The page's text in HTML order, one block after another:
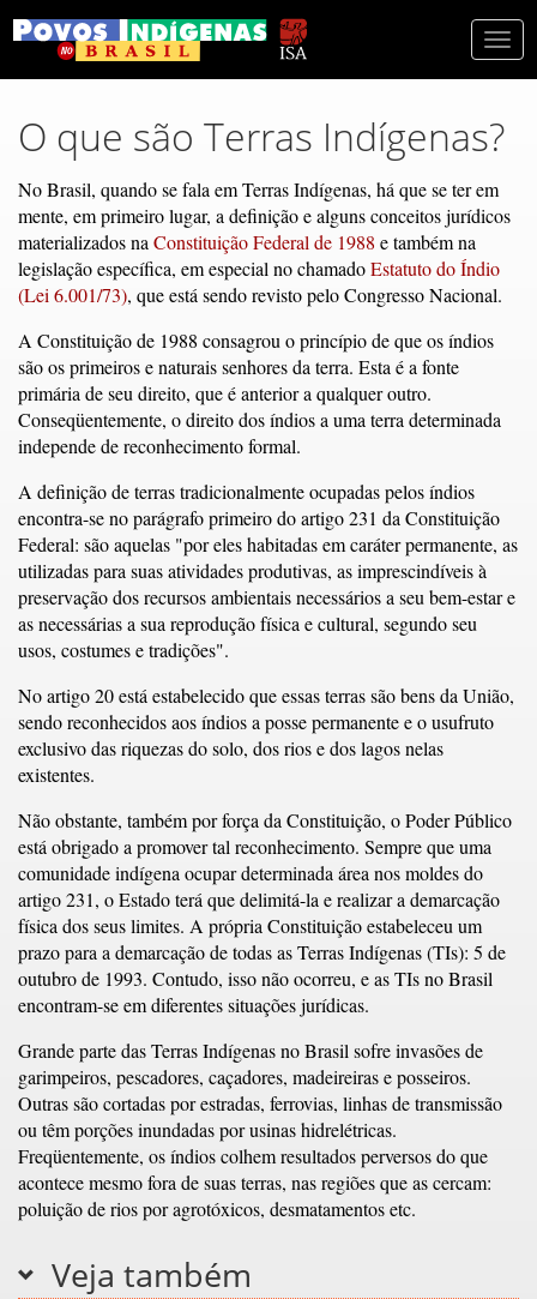
O que são Terras Indígenas?
No Brasil, quando se fala em Terras Indígenas, há que se ter em
mente, em primeiro lugar, a definição e alguns conceitos jurídicos
materializados na Constituição Federal de 1988 e também na
legislação específica, em especial no chamadoEstatuto do Índio
(Lei 6.001/73), que está sendo revisto pelo Congresso Nacional.
A Constituição de 1988 consagrou o princípio de que os índios
são os primeiros e naturais senhores da terra. Esta é a fonte
primária de seu direito, que é anterior a qualquer outro.
Conseqüentemente, o direito dos índios a uma terra determinada
independe de reconhecimento formal.
A definição de terras tradicionalmente ocupadas pelos índios
encontra-se no parágrafo primeiro do artigo 231 da Constituição
Federal: são aquelas "por eles habitadas em caráter permanente, as
utilizadas para suas atividades produtivas, as imprescindíveis à
preservação dos recursos ambientais necessários a seu bem-estar e
as necessárias a sua reprodução física e cultural, segundo seu
usos, costumes e tradições".
No artigo 20 está estabelecido que essas terras são bens da União,
sendo reconhecidos aos índios a posse permanente e o usufruto
exclusivo das riquezas do solo, dos rios e dos lagos nelas
existentes.
Não obstante, também por força da Constituição, o Poder Público
está obrigado a promover tal reconhecimento. Sempre que uma
comunidade indígena ocupar determinada área nos moldes do
artigo 231, o Estado terá que delimitá-la e realizar a demarcação
física dos seus limites. A própria Constituição estabeleceu um
prazo para a demarcação de todas as Terras Indígenas (TIs): 5 de
outubro de 1993. Contudo, isso não ocorreu, e as TIs no Brasil
encontram-se em diferentes situações jurídicas.
Grande parte das Terras Indígenas no Brasil sofre invasões de
garimpeiros, pescadores, caçadores, madeireiras e posseiros.
Outras são cortadas por estradas, ferrovias, linhas de transmissão
ou têm porções inundadas por usinas hidrelétricas.
Freqüentemente, os índios colhem resultados perversos do que
acontece mesmo fora de suas terras, nas regiões que as cercam:
poluição de rios por agrotóxicos, desmatamentos etc.
Veja também